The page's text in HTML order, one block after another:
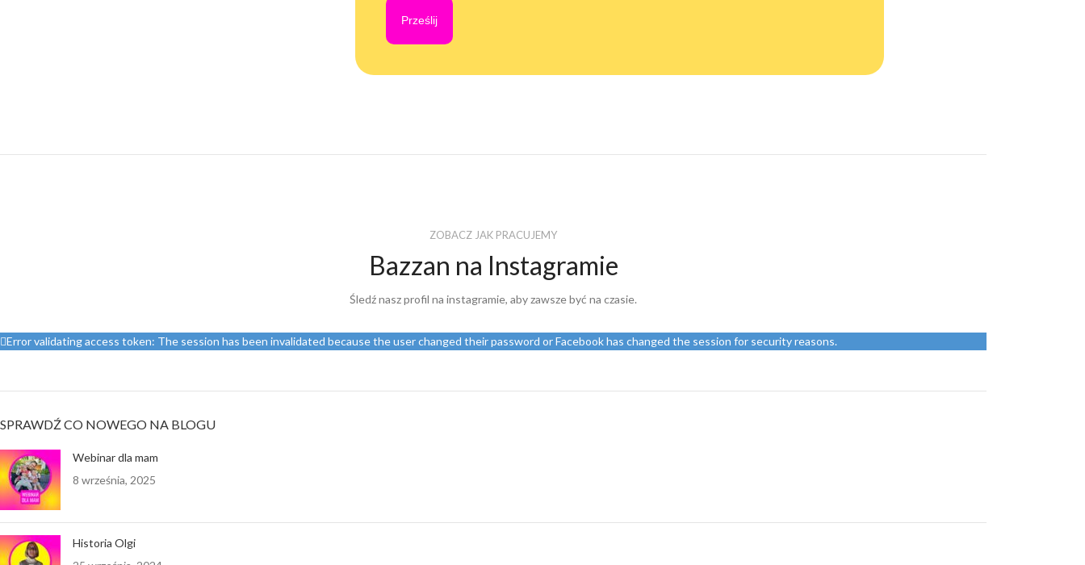
Prześlij
ZOBACZ JAK PRACUJEMY
Bazzan na Instagramie
Śledź nasz profil na instagramie, aby zawsze być na czasie.
Error validating access token: The session has been invalidated because the user changed their password or Facebook has changed the session for security reasons.
SPRAWDŹ CO NOWEGO NA BLOGU
Webinar dla mam
8 września, 2025
Historia Olgi